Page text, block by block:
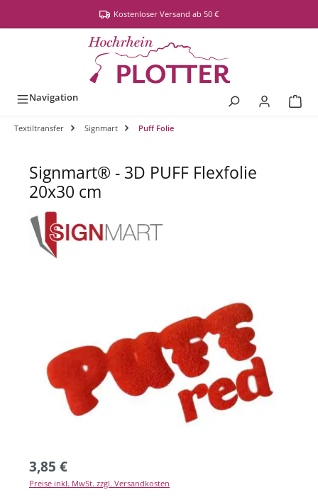
Kostenloser Versand ab 50 €
Navigation
Textiltransfer Signmart Puff Folie
Signmart® - 3D PUFF Flexfolie
20x30 cm
3,85 €
Preise inkl. MwSt. zzgl. Versandkosten